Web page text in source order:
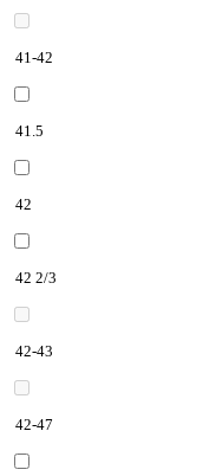
41-42
41.5
42
42 2/3
42-43
42-47